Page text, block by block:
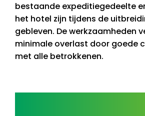
bestaande expeditiegedeelte
het hotel zijn tijdens de
gebleven. De werkzaamheden
minimale overlast door goede
met alle betrokkenen.